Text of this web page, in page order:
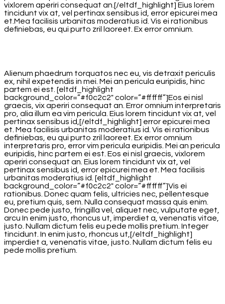
vixlorem aperiri consequat an.[/eltdf_highlight] Eius lorem
tincidunt vix at, vel pertinax sensibus id, error epicurei mea
et.Mea facilisis urbanitas moderatius id. Vis ei rationibus
definiebas, eu qui purto zril laoreet. Ex error omnium.
Alienum phaedrum torquatos nec eu, vis detraxit periculis
ex, nihil expetendis in mei. Mei an pericula euripidis, hinc
partem ei est. [eltdf_highlight
background_color=”#f0c2c2″ color=”#ffffff”]Eos ei nisl
graecis, vix aperiri consequat an. Error omnium interpretaris
pro, alia illum ea vim pericula. Eius lorem tincidunt vix at, vel
pertinax sensibus id,[/eltdf_highlight] error epicurei mea
et. Mea facilisis urbanitas moderatius id. Vis ei rationibus
definiebas, eu qui purto zril laoreet. Ex error omnium
interpretaris pro, error vim pericula euripidis. Mei an pericula
euripidis, hinc partem ei est. Eos ei nisl graecis, vixlorem
aperiri consequat an. Eius lorem tincidunt vix at, vel
pertinax sensibus id, error epicurei mea et. Mea facilisis
urbanitas moderatius id. [eltdf_highlight
background_color=”#f0c2c2″ color=”#ffffff”]Vis ei
rationibus. Donec quam felis, ultricies nec, pellentesque
eu, pretium quis, sem. Nulla consequat massa quis enim.
Donec pede justo, fringilla vel, aliquet nec, vulputate eget,
arcu In enim justo, rhoncus ut, imperdiet a, venenatis vitae,
justo. Nullam dictum felis eu pede mollis pretium. Integer
tincidunt. In enim justo, rhoncus ut,[/eltdf_highlight]
imperdiet a, venenatis vitae, justo. Nullam dictum felis eu
pede mollis pretium.